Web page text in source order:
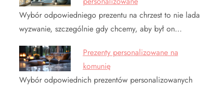
Wybór odpowiedniego prezentu na chrzest to nie lada
wyzwanie, szczególnie gdy chcemy, aby był on…
Prezenty personalizowane na
komunię
Wybór odpowiednich prezentów personalizowanych